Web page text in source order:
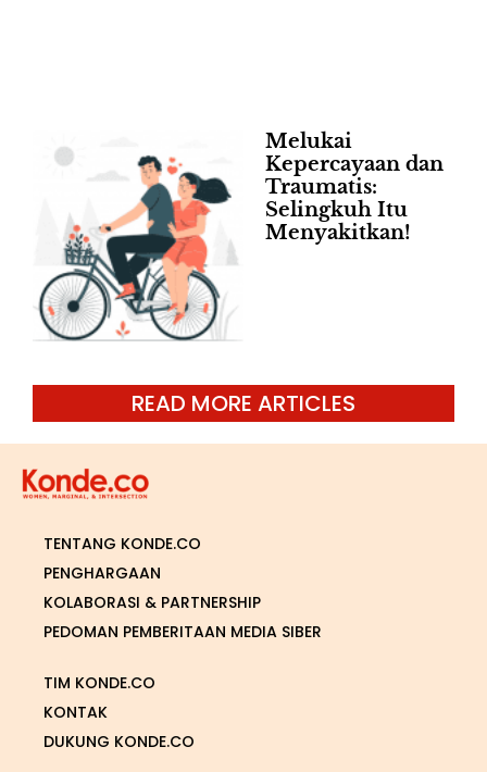
Melukai
Kepercayaan dan
Traumatis:
Selingkuh Itu
Menyakitkan!
READ MORE ARTICLES
TENTANG KONDE.CO
PENGHARGAAN
KOLABORASI & PARTNERSHIP
PEDOMAN PEMBERITAAN MEDIA SIBER
TIM KONDE.CO
KONTAK
DUKUNG KONDE.CO